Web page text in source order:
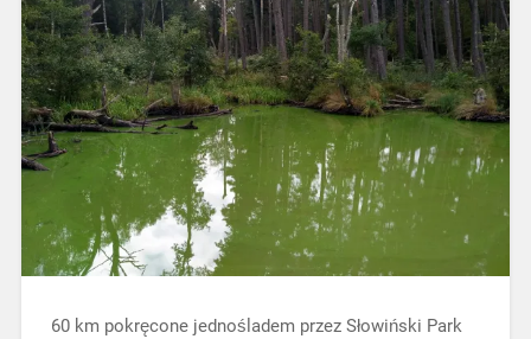
60 km pokręcone jednośladem przez Słowiński Park